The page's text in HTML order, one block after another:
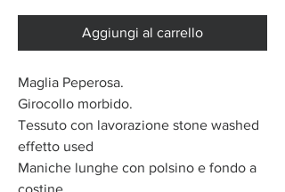
Aggiungi al carrello
Maglia Peperosa.
Girocollo morbido.
Tessuto con lavorazione stone washed
effetto used
Maniche lunghe con polsino e fondo a